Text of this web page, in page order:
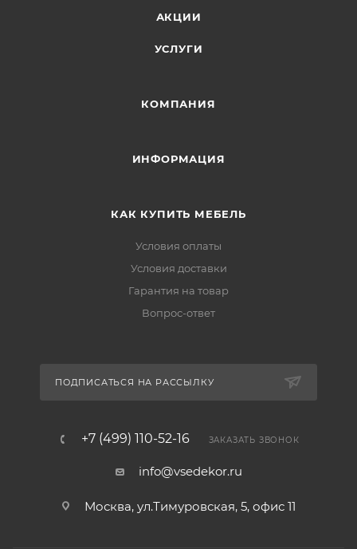
АКЦИИ
УСЛУГИ
КОМПАНИЯ
ИНФОРМАЦИЯ
КАК КУПИТЬ МЕБЕЛЬ
Условия оплаты
Условия доставки
Гарантия на товар
Вопрос-ответ
ПОДПИСАТЬСЯ НА РАССЫЛКУ
+7 (499) 110-52-16 ЗАКАЗАТЬ ЗВОНОК
info@vsedekor.ru
Москва, ул.Тимуровская, 5, офис 11